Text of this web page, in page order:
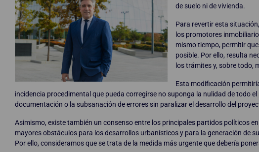
de suelo ni de vivienda.
Para revertir esta
los promotores
mismo tiempo, permitir
posible. Por ello, resulta
los trámites y, sobre todo,
Esta modificación
incidencia procedimental que pueda corregirse no suponga la nulidad de todo
documentación o la subsanación de errores sin paralizar el desarrollo del
Asimismo, existe también un consenso entre los principales partidos políticos
mayores obstáculos para los desarrollos urbanísticos y para la generación de
Por ello, consideramos que se trata de la medida más urgente que debería